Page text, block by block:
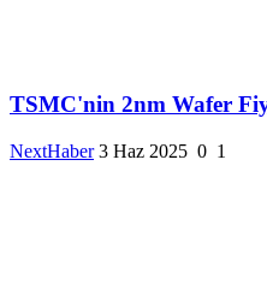
TSMC'nin 2nm Wafer
NextHaber 3 Haz 2025 0 1